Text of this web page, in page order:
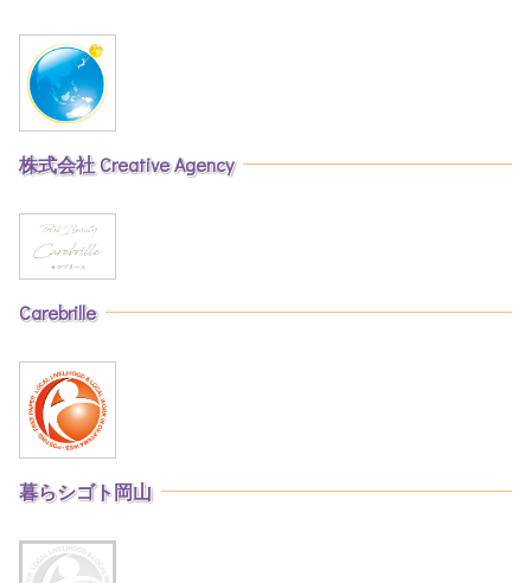
株式会社 Creative Agency
Carebrille
暮らシゴト岡山